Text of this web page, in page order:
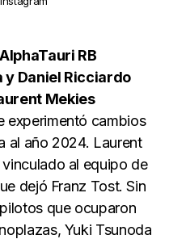
RB
y Daniel Ricciardo
Mekies
experimentó cambios
al año 2024. Laurent
al equipo de
dejó Franz Tost. Sin
que ocuparon
Yuki Tsunoda